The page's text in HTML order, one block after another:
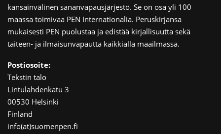
kansainvälinen sananvapausjärjestö. Se on osa yli 100
maassa toimivaa PEN Internationalia. Peruskirjansa
mukaisesti PEN puolustaa ja edistää kirjallisuutta sekä
taiteen- ja ilmaisunvapautta kaikkialla maailmassa.
Postiosoite:
Tekstin talo
Lintulahdenkatu 3
00530 Helsinki
Finland
info(at)suomenpen.fi